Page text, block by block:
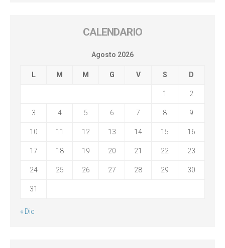
CALENDARIO
Agosto 2026
L M M G V S D
1 2
3 4 5 6 7 8 9
10 11 12 13 14 15 16
17 18 19 20 21 22 23
24 25 26 27 28 29 30
31
« Dic